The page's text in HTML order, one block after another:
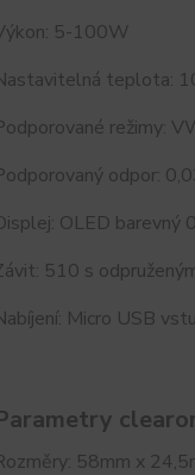
5-100W
teplota:
režimy:
odpor:
OLED barevný
510 s
Micro USB
58mm x